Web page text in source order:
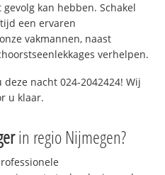
kan hebben. Schakel
een ervaren
vakmannen, naast
verhelpen.
deze nacht 024-2042424! Wij
u klaar.
in regio Nijmegen?